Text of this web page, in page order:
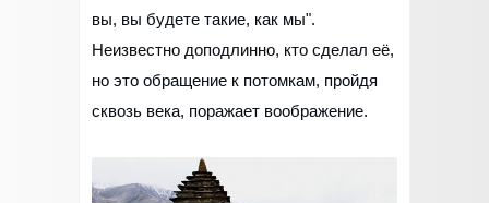
вы, вы будете такие, как мы".
Неизвестно доподлинно, кто сделал её,
но это обращение к потомкам, пройдя
сквозь века, поражает воображение.